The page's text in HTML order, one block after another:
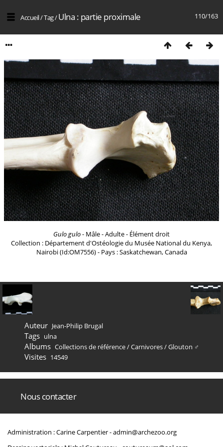
110/163
Accueil/Tag/Ulna : partie proximale
Gulo gulo- Mâle - Adulte - Élément droit
Collection : Département d'Ostéologie du Musée National du Kenya,
Nairobi (Id:OM7556) - Pays : Saskatchewan, Canada
Auteur Jean-Philip Brugal
Tags ulna
Albums Collections de référence/Carnivores/Glouton ♂
Visites 14549
Nous contacter
Administration : Carine Carpentier -admin@archezoo.org